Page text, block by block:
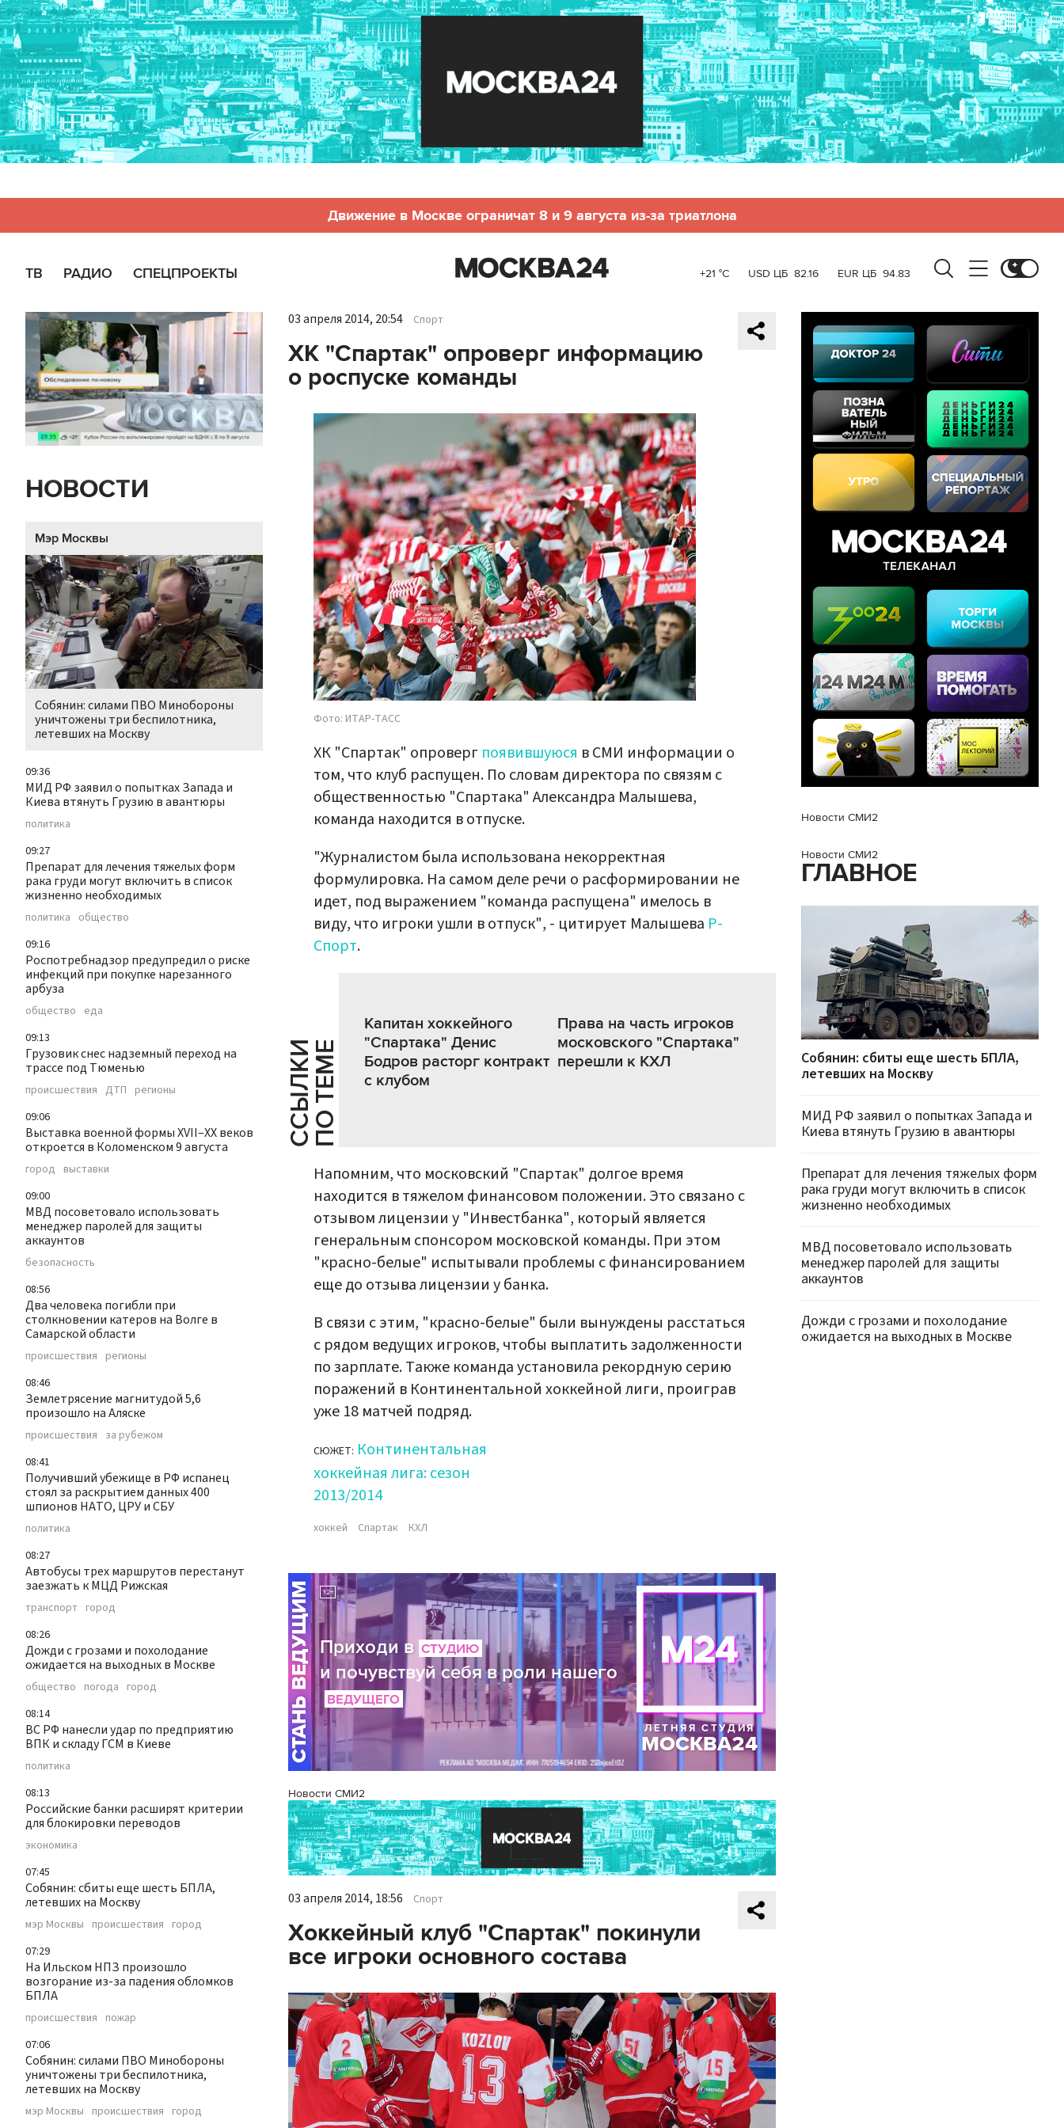
Движение в Москве ограничат 8 и 9 августа из-за триатлона
ТВ РАДИО СПЕЦПРОЕКТЫ +21 °C USD ЦБ 82.16 EUR ЦБ 94.83
НОВОСТИ
Мэр Москвы
Собянин: силами ПВО Минобороны
уничтожены три беспилотника,
летевших на Москву
09:36
МИД РФ заявил о попытках Запада и
Киева втянуть Грузию в авантюры
политика
09:27
Препарат для лечения тяжелых форм
рака груди могут включить в список
жизненно необходимых
политика общество
09:16
Роспотребнадзор предупредил о риске
инфекций при покупке нарезанного
арбуза
общество еда
09:13
Грузовик снес надземный переход на
трассе под Тюменью
происшествия ДТП регионы
09:06
Выставка военной формы XVII–XX веков
откроется в Коломенском 9 августа
город выставки
09:00
МВД посоветовало использовать
менеджер паролей для защиты
аккаунтов
безопасность
08:56
Два человека погибли при
столкновении катеров на Волге в
Самарской области
происшествия регионы
08:46
Землетрясение магнитудой 5,6
произошло на Аляске
происшествия за рубежом
08:41
Получивший убежище в РФ испанец
стоял за раскрытием данных 400
шпионов НАТО, ЦРУ и СБУ
политика
08:27
Автобусы трех маршрутов перестанут
заезжать к МЦД Рижская
транспорт город
08:26
Дожди с грозами и похолодание
ожидается на выходных в Москве
общество погода город
08:14
ВС РФ нанесли удар по предприятию
ВПК и складу ГСМ в Киеве
политика
08:13
Российские банки расширят критерии
для блокировки переводов
экономика
07:45
Собянин: сбиты еще шесть БПЛА,
летевших на Москву
мэр Москвы происшествия город
07:29
На Ильском НПЗ произошло
возгорание из-за падения обломков
БПЛА
происшествия пожар
07:06
Собянин: силами ПВО Минобороны
уничтожены три беспилотника,
летевших на Москву
мэр Москвы происшествия город
03 апреля 2014, 20:54 Спорт
ХК "Спартак" опроверг информацию
о роспуске команды
Фото: ИТАР-ТАСС
ХК "Спартак" опроверг появившуюся в СМИ информации о
том, что клуб распущен. По словам директора по связям с
общественностью "Спартака" Александра Малышева,
команда находится в отпуске.
"Журналистом была использована некорректная
формулировка. На самом деле речи о расформировании не
идет, под выражением "команда распущена" имелось в
виду, что игроки ушли в отпуск", - цитирует Малышева Р-
Спорт.
С
С
Ы
Л
К
И
П
О
Т
Е
МЕ
Капитан хоккейного
"Спартака" Денис
Бодров расторг контракт
с клубом
Права на часть игроков
московского "Спартака"
перешли к КХЛ
Напомним, что московский "Спартак" долгое время
находится в тяжелом финансовом положении. Это связано с
отзывом лицензии у "Инвестбанка", который является
генеральным спонсором московской команды. При этом
"красно-белые" испытывали проблемы с финансированием
еще до отзыва лицензии у банка.
В связи с этим, "красно-белые" были вынуждены расстаться
с рядом ведущих игроков, чтобы выплатить задолженности
по зарплате. Также команда установила рекордную серию
поражений в Континентальной хоккейной лиги, проиграв
уже 18 матчей подряд.
СЮЖЕТ: Континентальная
хоккейная лига: сезон
2013/2014
хоккей Спартак КХЛ
Новости СМИ2
Новости СМИ2
Новости СМИ2
ГЛАВНОЕ
Собянин: сбиты еще шесть БПЛА,
летевших на Москву
МИД РФ заявил о попытках Запада и
Киева втянуть Грузию в авантюры
Препарат для лечения тяжелых форм
рака груди могут включить в список
жизненно необходимых
МВД посоветовало использовать
менеджер паролей для защиты
аккаунтов
Дожди с грозами и похолодание
ожидается на выходных в Москве
03 апреля 2014, 18:56 Спорт
Хоккейный клуб "Спартак" покинули
все игроки основного состава